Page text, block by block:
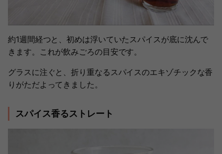
約1週間経つと、初めは浮いていたスパイスが底に沈んで
きます。これが飲みごろの目安です。
グラスに注ぐと、折り重なるスパイスのエキゾチックな香
りがただよってきました。
スパイス香るストレート